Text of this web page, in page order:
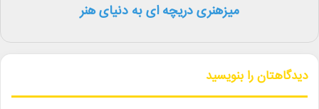
فرش قرمز مراسم اسکار حاضر شد.
لینک خبر
میزهنری دریچه ای به دنیای هنر
دیدگاهتان را بنویسید